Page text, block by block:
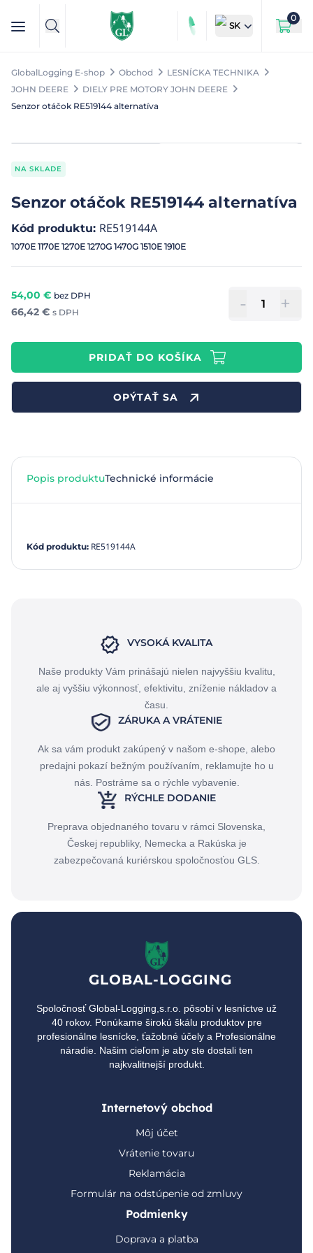
SK
0
GlobalLogging E-shop Obchod
LESNÍCKA TECHNIKA
JOHN DEERE
DIELY PRE MOTORY JOHN DEERE
Senzor otáčok RE519144 alternatíva
NA SKLADE
Senzor otáčok RE519144 alternatíva
Kód produktu: RE519144A
1070E 1170E 1270E 1270G 1470G 1510E 1910E
54,00 € bez DPH
66,42 € s DPH - +
PRIDAŤ DO KOŠÍKA
OPÝTAŤ SA
Popis produktuTechnické informácie
Kód produktu: RE519144A
VYSOKÁ KVALITA
Naše produkty Vám prinášajú nielen najvyššiu kvalitu,
ale aj vyššiu výkonnosť, efektivitu, zníženie nákladov a
času.
ZÁRUKA A VRÁTENIE
Ak sa vám produkt zakúpený v našom e-shope, alebo
predajni pokazí bežným používaním, reklamujte ho u
nás. Postráme sa o rýchle vybavenie.
RÝCHLE DODANIE
Preprava objednaného tovaru v rámci Slovenska,
Českej republiky, Nemecka a Rakúska je
zabezpečovaná kuriérskou spoločnosťou GLS.
GLOBAL-LOGGING
Spoločnosť Global-Logging,s.r.o. pôsobí v lesníctve už
40 rokov. Ponúkame širokú škálu produktov pre
profesionálne lesnícke, ťažobné účely a Profesionálne
náradie. Našim cieľom je aby ste dostali ten
najkvalitnejší produkt.
Internetový obchod
Môj účet
Vrátenie tovaru
Reklamácia
Formulár na odstúpenie od zmluvy
Podmienky
Doprava a platba